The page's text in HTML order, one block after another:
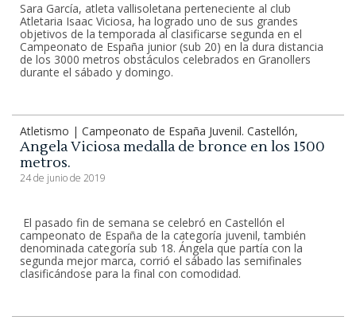
Sara García, atleta vallisoletana perteneciente al club
Atletaria Isaac Viciosa, ha logrado uno de sus grandes
objetivos de la temporada al clasificarse segunda en el
Campeonato de España junior (sub 20) en la dura distancia
de los 3000 metros obstáculos celebrados en Granollers
durante el sábado y domingo.
Atletismo | Campeonato de España Juvenil. Castellón,
Angela Viciosa medalla de bronce en los 1500
metros.
24 de junio de 2019
El pasado fin de semana se celebró en Castellón el
campeonato de España de la categoría juvenil, también
denominada categoría sub 18. Ángela que partía con la
segunda mejor marca, corrió el sábado las semifinales
clasificándose para la final con comodidad.